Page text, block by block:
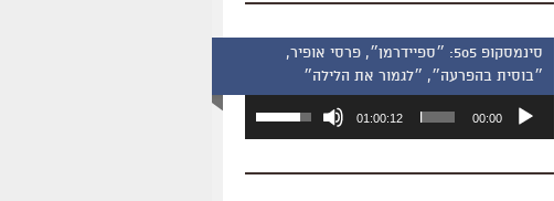
סינמסקופ 505: ״ספיידרמן״, פרסי אופיר,
״בוסית בהפרעה״, ״לגמור את הלילה״
אודיו
00:00
01:00:12
השתמש
כדי